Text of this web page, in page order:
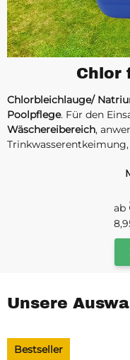
Chlor
Chlorbleichlauge/
Poolpflege. Für den
Wäschereibereich,
Desinfektion eingesetzt!
ab
Unsere
Bestseller